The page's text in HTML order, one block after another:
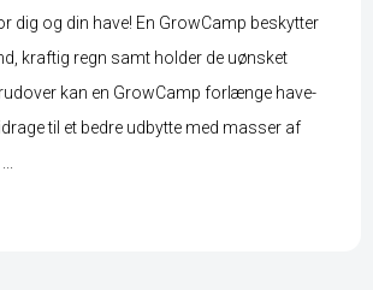
dig og din have! En GrowCamp beskytter
kraftig regn samt holder de uønsket
kan en GrowCamp forlænge have-
til et bedre udbytte med masser af